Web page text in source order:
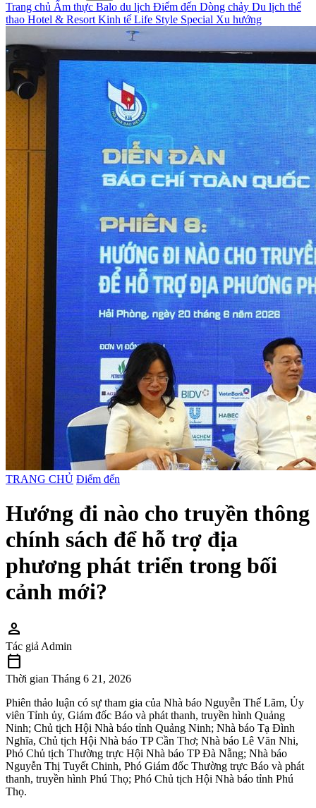
Trang chủ Ẩm thực Balo du lịch Điểm đến Dòng chảy Du lịch thể
thao Hotel & Resort Kinh tế Life Style Special Xu hướng
TRANG CHỦ Điểm đến
Hướng đi nào cho truyền thông
chính sách để hỗ trợ địa
phương phát triển trong bối
cảnh mới?
person
Tác giả Admin
calendar_today
Thời gian Tháng 6 21, 2026
Phiên thảo luận có sự tham gia của Nhà báo Nguyễn Thế Lãm, Ủy
viên Tỉnh ủy, Giám đốc Báo và phát thanh, truyền hình Quảng
Ninh; Chủ tịch Hội Nhà báo tỉnh Quảng Ninh; Nhà báo Tạ Đình
Nghĩa, Chủ tịch Hội Nhà báo TP Cần Thơ; Nhà báo Lê Văn Nhi,
Phó Chủ tịch Thường trực Hội Nhà báo TP Đà Nẵng; Nhà báo
Nguyễn Thị Tuyết Chinh, Phó Giám đốc Thường trực Báo và phát
thanh, truyền hình Phú Thọ; Phó Chủ tịch Hội Nhà báo tỉnh Phú
Thọ.